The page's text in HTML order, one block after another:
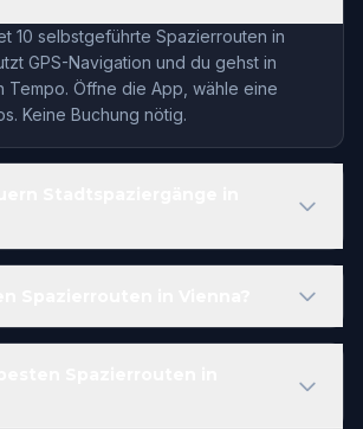
10 selbstgeführte Spazierrouten in
GPS-Navigation und du gehst in
Tempo. Öffne die App, wähle eine
Keine Buchung nötig.